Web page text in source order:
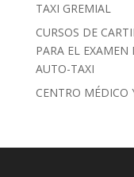
TAXI GREMIAL
CURSOS DE
PARA EL
AUTO-TAXI
CENTRO MÉDICO